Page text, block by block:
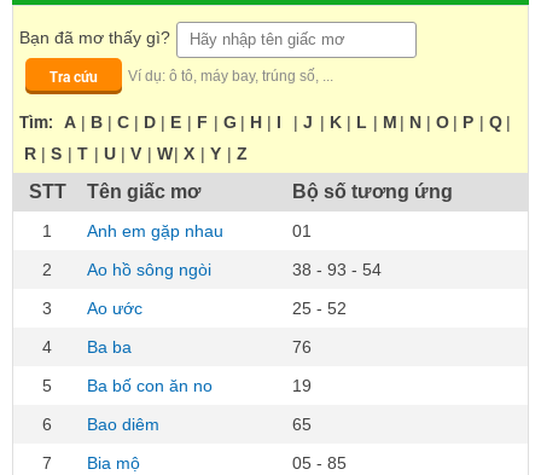
Bạn đã mơ thấy gì?
Tra cứu
Ví dụ: ô tô, máy bay, trúng số, ...
Tìm: A | B | C | D | E | F | G | H | I | J | K | L | M | N | O | P | Q |
R | S | T | U | V | W| X | Y | Z
STT Tên giấc mơ Bộ số tương ứng
1 Anh em gặp nhau
01
2
Ao hồ sông ngòi
38 - 93 - 54
3
Ao ước
25 - 52
4
Ba ba
76
5
Ba bố con ăn no
19
6
Bao diêm
65
7
Bia mộ
05 - 85